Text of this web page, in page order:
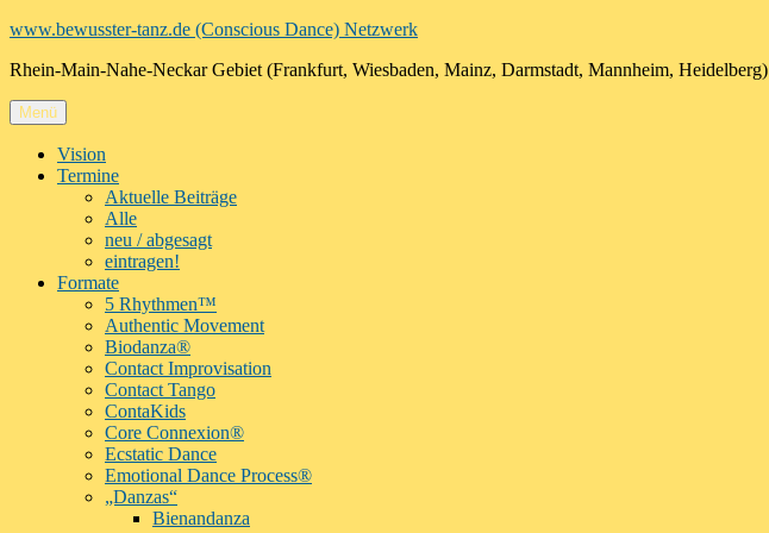
Zum
springen
www.bewusster-tanz.de (Conscious Dance) Netzwerk
Rhein-Main-Nahe-Neckar Gebiet (Frankfurt, Wiesbaden, Mainz, Darmstadt, Mannheim, Heidelberg)
Menü
Vision
Termine
Aktuelle Beiträge
Alle
neu / abgesagt
eintragen!
Formate
5 Rhythmen™
Authentic Movement
Biodanza®
Contact Improvisation
Contact Tango
ContaKids
Core Connexion®
Ecstatic Dance
Emotional Dance Process®
„Danzas“
Bienandanza